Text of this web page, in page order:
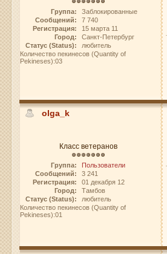
Группа:
Заблокированные
Сообщений:
7 740
Регистрация:
15 марта 11
Город:
Санкт-Петербург
Статус (Status):
любитель
Количество пекинесов (Quantity of
Pekineses):03
olga_k
Класс ветеранов
Группа:
Пользователи
Сообщений:
3 241
Регистрация:
01 декабря 12
Город:
Тамбов
Статус (Status):
любитель
Количество пекинесов (Quantity of
Pekineses):01